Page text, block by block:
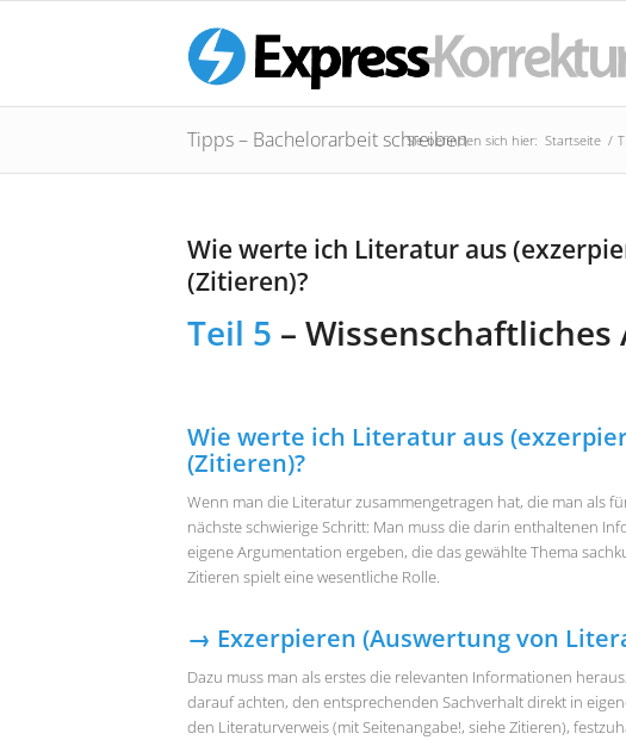
Tipps – Bachelorarbeit schreibenSie befinden sich hier: Startseite /
Wie werte ich Literatur aus
(Zitieren)?
Teil 5 –
Wie werte ich Literatur aus
(Zitieren)?
Wenn man die Literatur zusammengetragen hat, die man als
nächste schwierige Schritt: Man muss die darin enthaltenen
eigene Argumentation ergeben, die das gewählte Thema
Zitieren spielt eine wesentliche Rolle.
→ Exzerpieren (Auswertung von
Dazu muss man als erstes die relevanten Informationen
darauf achten, den entsprechenden Sachverhalt direkt in
den Literaturverweis (mit Seitenangabe!, siehe Zitieren),